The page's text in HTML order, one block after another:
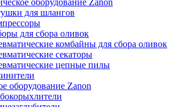
для шлангов
для сбора оливок
комбайны для сбора оливок
секаторы
цепные пилы
оборудование Zanon